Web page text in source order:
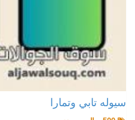
سيوله تابي وتمارا